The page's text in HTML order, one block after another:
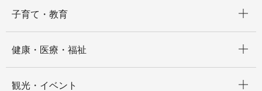
子育て・教育
健康・医療・福祉
観光・イベント